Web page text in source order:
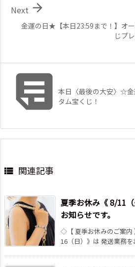
金運の日★【本日23:59まで！】オー
じプ

Next
本日〈最後の大安〉☆
タム宝くじ！
 関連記事
夏季お休み《 8/11
お知らせです。
◇【 夏季お休みのご案
16（日）》は 発送業務を